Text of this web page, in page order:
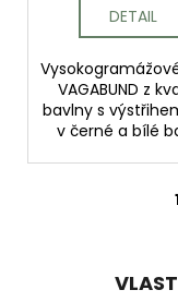
DETAIL
VAGABUND z
bavlny s
v černé a bílé